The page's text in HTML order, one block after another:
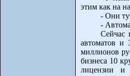
этим как на
- Они
-
Сейчас
автоматов и
миллионов
бизнеса 10
лицензии и